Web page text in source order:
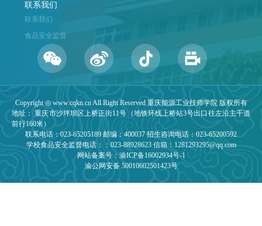
联系我们
联系我们
食品安全监督
Copyright ◎ www.cqkn.cn All Right Reserved 重庆能源工业技师学院 版权所有
地址： 重庆市沙坪坝区上桥正街11号（地铁环线上桥站3号出口往左沿主干道
前行160米）
联系电话：023-65205189 邮编：400037 招生咨询电话：023-65200592
学校食品安全监督电话：：023-88928623 信箱：1281293295@qq.com
网站备案号：渝ICP备16002934号-1
渝公网安备 50010602501423号